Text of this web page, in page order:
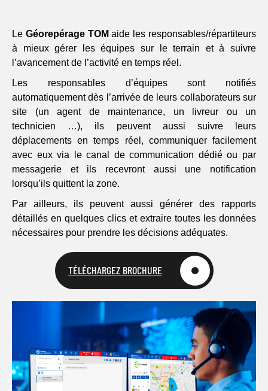
Le Géorepérage TOM aide les responsables/répartiteurs
à mieux gérer les équipes sur le terrain et à suivre
l’avancement de l’activité en temps réel.
Les responsables d’équipes sont notifiés
automatiquement dès l’arrivée de leurs collaborateurs sur
site (un agent de maintenance, un livreur ou un
technicien …), ils peuvent aussi suivre leurs
déplacements en temps réel, communiquer facilement
avec eux via le canal de communication dédié ou par
messagerie et ils recevront aussi une notification
lorsqu’ils quittent la zone.
Par ailleurs, ils peuvent aussi générer des rapports
détaillés en quelques clics et extraire toutes les données
nécessaires pour prendre les décisions adéquates.
TÉLÉCHARGEZ BROCHURE